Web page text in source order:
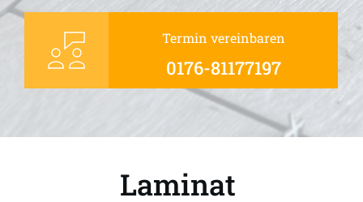
Termin vereinbaren
0176-81177197
Laminat